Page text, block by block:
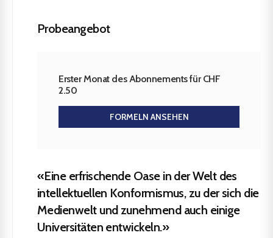
Probeangebot
Erster Monat des Abonnements für CHF
2.50
FORMELN ANSEHEN
«Eine erfrischende Oase in der Welt des
intellektuellen Konformismus, zu der sich die
Medienwelt und zunehmend auch einige
Universitäten entwickeln.»